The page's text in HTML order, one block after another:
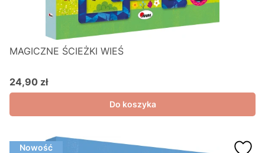
MAGICZNE ŚCIEŻKI WIEŚ
Cena
24,90 zł
Do koszyka
Nowość